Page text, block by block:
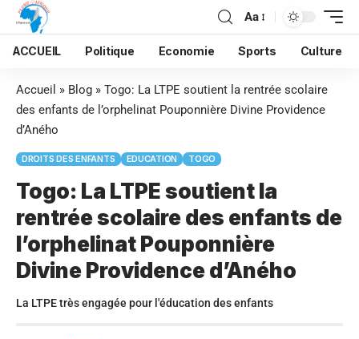
Aa
ACCUEIL Politique Economie Sports Culture
Accueil » Blog » Togo: La LTPE soutient la rentrée scolaire
des enfants de l’orphelinat Pouponnière Divine Providence
d’Aného
DROITS DES ENFANTS EDUCATION TOGO
Togo: La LTPE soutient la
rentrée scolaire des enfants de
l’orphelinat Pouponnière
Divine Providence d’Aného
La LTPE très engagée pour l'éducation des enfants